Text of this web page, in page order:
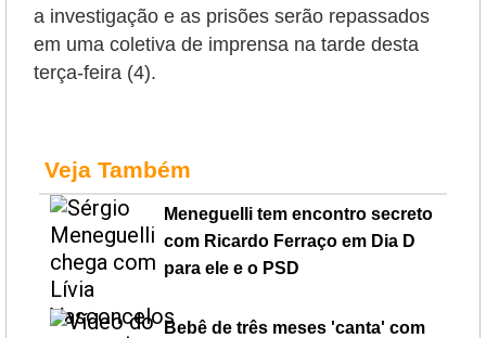
a investigação e as prisões serão repassados
em uma coletiva de imprensa na tarde desta
terça-feira (4).
Veja Também
Meneguelli tem encontro secreto
com Ricardo Ferraço em Dia D
para ele e o PSD
Bebê de três meses 'canta' com